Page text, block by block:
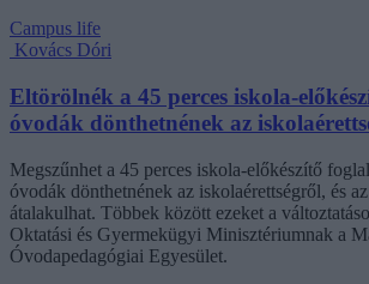
Campus life
Kovács Dóri
Eltörölnék a 45 perces iskola-
óvodák dönthetnének az
Megszűnhet a 45 perces iskola-előkészítő
óvodák dönthetnének az iskolaérettségről, és
átalakulhat. Többek között ezeket a
Oktatási és Gyermekügyi Minisztériumnak a
Óvodapedagógiai Egyesület.